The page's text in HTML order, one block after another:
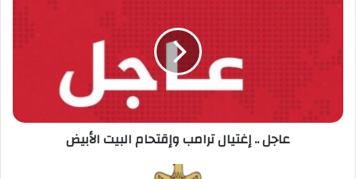
عاجل .. إغتيال ترامب وإقتحام البيت الأبيض